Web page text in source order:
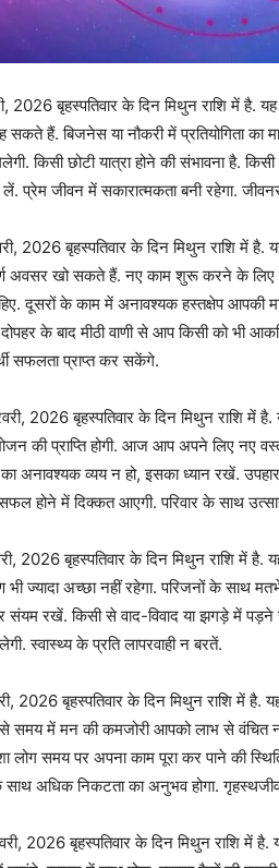
बृहस्पतिवार के दिन मिथुन राशि में है. यह
हैं. बिजनेस या नौकरी में प्रतियोगिता
किसी छोटी यात्रा होने की संभावना है.
प्रेम जीवन में सकारात्मकता बनी रहेगा.
2026 बृहस्पतिवार के दिन मिथुन राशि में है.
अवसर खो सकते हैं. नए काम शुरू करने के
दूसरों के काम में अनावश्यक हस्तक्षेप आपकी
के बाद मीठी वाणी से आप किसी को भी
सफलता प्राप्त कर सकेंगे.
2026 बृहस्पतिवार के दिन मिथुन राशि में है.
की प्राप्ति होगी. आज आप अपने लिए नए
अनावश्यक व्यय न हो, इसका ध्यान रखें.
में दिक्कत आएगी. परिवार के साथ
बृहस्पतिवार के दिन मिथुन राशि में है.
भी ज्यादा अच्छा नहीं रहेगा. परिजनों के साथ
संयम रखें. किसी से वाद-विवाद या झगड़े में
स्वास्थ्य के प्रति लापरवाही न बरतें.
बृहस्पतिवार के दिन मिथुन राशि में है.
समय में मन की कमजोरी आपको लाभ से वंचित
लोग समय पर अपना काम पूरा कर पाने की
अधिक निकटता का अनुभव होगा.
2026 बृहस्पतिवार के दिन मिथुन राशि में